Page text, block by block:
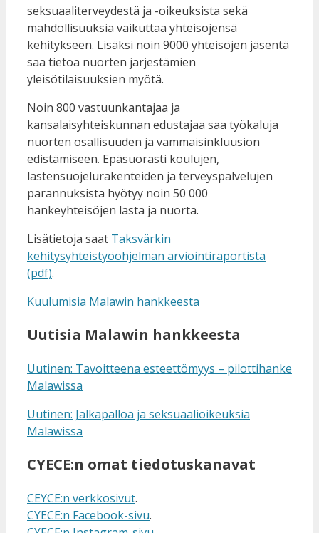
seksuaaliterveydestä ja -oikeuksista sekä
mahdollisuuksia vaikuttaa yhteisöjensä
kehitykseen. Lisäksi noin 9000 yhteisöjen jäsentä
saa tietoa nuorten järjestämien
yleisötilaisuuksien myötä.
Noin 800 vastuunkantajaa ja
kansalaisyhteiskunnan edustajaa saa työkaluja
nuorten osallisuuden ja vammaisinkluusion
edistämiseen. Epäsuorasti koulujen,
lastensuojelurakenteiden ja terveyspalvelujen
parannuksista hyötyy noin 50 000
hankeyhteisöjen lasta ja nuorta.
Lisätietoja saat Taksvärkin
kehitysyhteistyöohjelman arviointiraportista
(pdf).
Kuulumisia Malawin hankkeesta
Uutisia Malawin hankkeesta
Uutinen: Tavoitteena esteettömyys – pilottihanke
Malawissa
Uutinen: Jalkapalloa ja seksuaalioikeuksia
Malawissa
CYECE:n omat tiedotuskanavat
CEYCE:n verkkosivut.
CYECE:n Facebook-sivu.